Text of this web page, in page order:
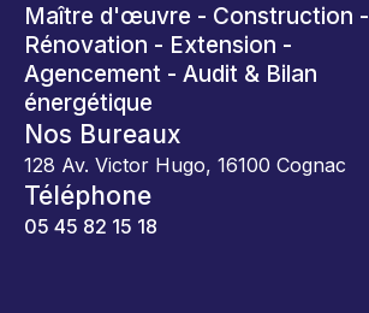
Maître d'œuvre - Construction -
Rénovation - Extension -
Agencement - Audit & Bilan
énergétique
Nos Bureaux
128 Av. Victor Hugo, 16100 Cognac
Téléphone
05 45 82 15 18